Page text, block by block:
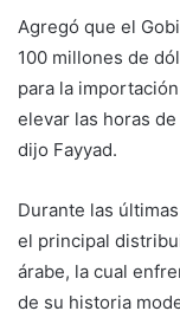
Agregó que el
100 millones de
para la
elevar las horas
dijo Fayyad.
Durante las
el principal
árabe, la cual
de su historia